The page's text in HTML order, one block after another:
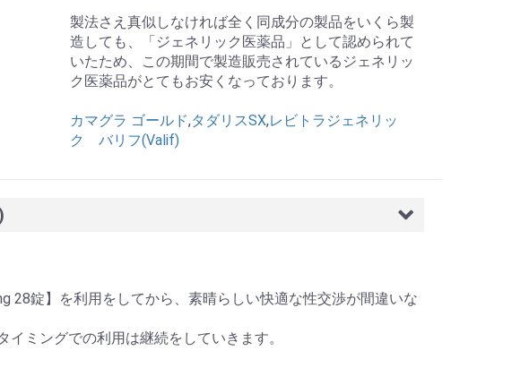
製法さえ真似しなければ全く同成分の製品をいくら製
造しても、「ジェネリック医薬品」として認められて
いたため、この期間で製造販売されているジェネリッ
ク医薬品がとてもお安くなっております。
カマグラ ゴールド,タダリスSX,レビトラジェネリッ
ク バリフ(Valif)
28錠】を利用をしてから、素晴らしい快適な性交渉が間違いな
ミングでの利用は継続をしていきます。